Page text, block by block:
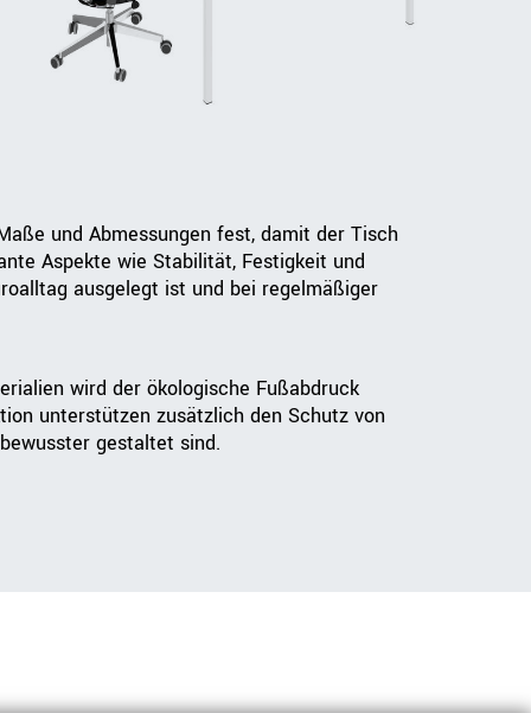
und Abmessungen fest, damit der Tisch
Aspekte wie Stabilität, Festigkeit und
ausgelegt ist und bei regelmäßiger
wird der ökologische Fußabdruck
unterstützen zusätzlich den Schutz von
gestaltet sind.